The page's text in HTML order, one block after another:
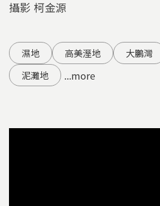
攝影 柯金源
濕地 高美溼地 大鵬灣
泥灘地
...more